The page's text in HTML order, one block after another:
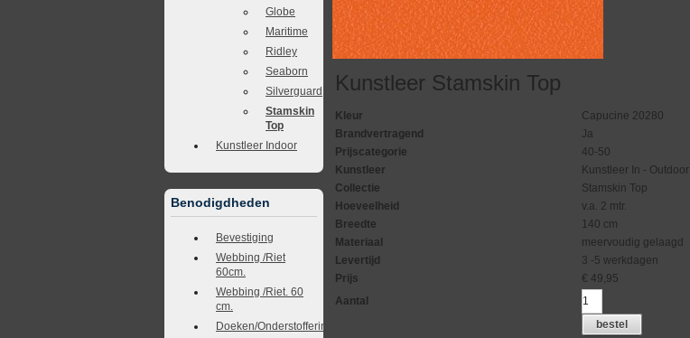
Globe
Maritime
Ridley
Seaborn
Silverguard
Stamskin
Top
Kunstleer Indoor
Benodigdheden
Bevestiging
Webbing /Riet
60cm.
Webbing /Riet. 60
cm.
Doeken/Onderstoffering
Kunstleer Stamskin Top
Kleur
Capucine 20280
Brandvertragend
Ja
Prijscategorie
40-50
Kunstleer
Kunstleer In - Outdoor
Collectie
Stamskin Top
Hoeveelheid
v.a. 2 mtr.
Breedte
140 cm
Materiaal
meervoudig gelaagd
Levertijd
3 -5 werkdagen
Prijs
€ 49,95
Aantal
bestel